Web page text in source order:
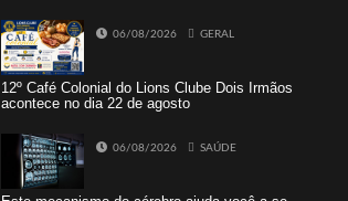
06/08/2026 GERAL
12º Café Colonial do Lions Clube Dois Irmãos
acontece no dia 22 de agosto
06/08/2026 SAÚDE